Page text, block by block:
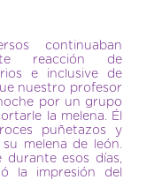
continuaban
reacción de
e inclusive de
nuestro profesor
por un grupo
la melena. Él
puñetazos y
melena de león.
esos días,
la impresión del